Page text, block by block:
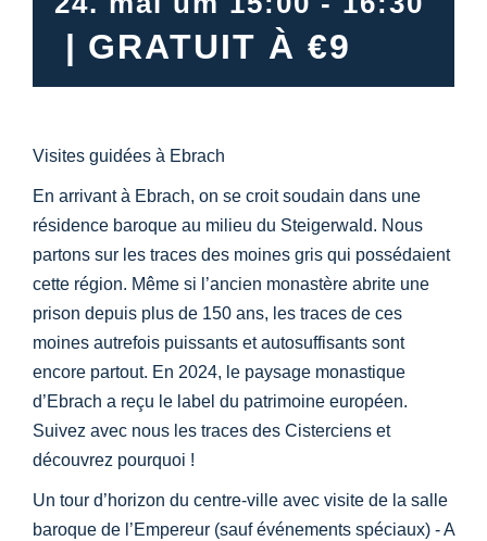
Événements
Téléchargements
Lieu d’apprentissage
Patrimoine culinaire
Langage facile
Français
| GRATUIT À €9
Visites guidées à Ebrach
En arrivant à Ebrach, on se croit soudain dans une
résidence baroque au milieu du Steigerwald. Nous
partons sur les traces des moines gris qui possédaient
cette région. Même si l’ancien monastère abrite une
prison depuis plus de 150 ans, les traces de ces
moines autrefois puissants et autosuffisants sont
encore partout. En 2024, le paysage monastique
d’Ebrach a reçu le label du patrimoine européen.
Suivez avec nous les traces des Cisterciens et
découvrez pourquoi !
Un tour d’horizon du centre-ville avec visite de la salle
baroque de l’Empereur (sauf événements spéciaux) - A